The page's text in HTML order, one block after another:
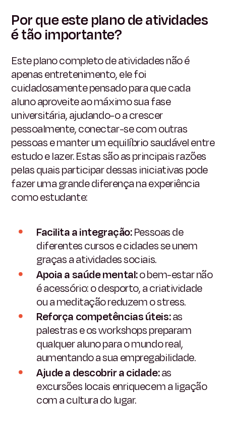
Por que este plano de atividades
é tão importante?
Este plano completo de atividades não é
apenas entretenimento, ele foi
cuidadosamente pensado para que cada
aluno aproveite ao máximo sua fase
universitária, ajudando-o a crescer
pessoalmente, conectar-se com outras
pessoas e manter um equilíbrio saudável entre
estudo e lazer. Estas são as principais razões
pelas quais participar dessas iniciativas pode
fazer uma grande diferença na experiência
como estudante:
Facilita a integração:Pessoas de
diferentes cursos e cidades se unem
graças a atividades sociais.
Apoia a saúde mental:o bem-estar não
é acessório: o desporto, a criatividade
ou a meditação reduzem o stress.
Reforça competências úteis:as
palestras e os workshops preparam
qualquer aluno para o mundo real,
aumentando a sua empregabilidade.
Ajude a descobrir a cidade:as
excursões locais enriquecem a ligação
com a cultura do lugar.